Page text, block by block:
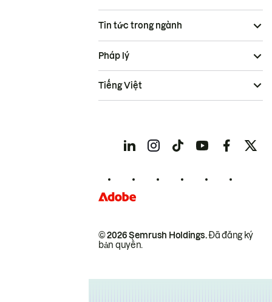
Tin tức trong ngành
© 2026 Semrush Holdings.Đã đăng ký
bản quyền.
Pháp lý
Tiếng Việt